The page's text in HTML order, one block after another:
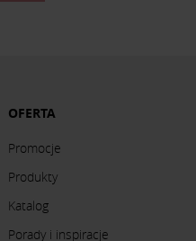
OFERTA
Promocje
Produkty
Katalog
Porady i inspiracje